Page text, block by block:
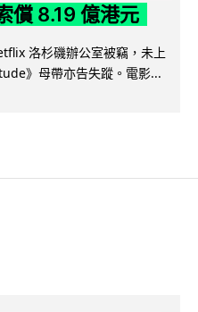
償 8.19 億港元
洛杉磯辦公室被竊，未上
》母帶亦告失蹤。電影...